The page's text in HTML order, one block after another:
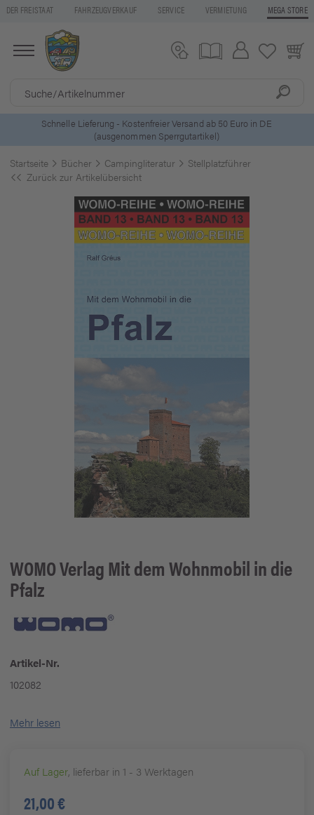
DER FREISTAAT FAHRZEUGVERKAUF SERVICE VERMIETUNG MEGA STORE
Schnelle Lieferung - Kostenfreier Versand ab 50 Euro in DE
(ausgenommen Sperrgutartikel)
Startseite Bücher Campingliteratur
Stellplatzführer
Zurück zur Artikelübersicht
WOMO Verlag Mit dem Wohnmobil in die
Pfalz
Artikel-Nr.
102082
Mehr lesen
Auf Lager, lieferbar in 1 - 3 Werktagen
21,00 €